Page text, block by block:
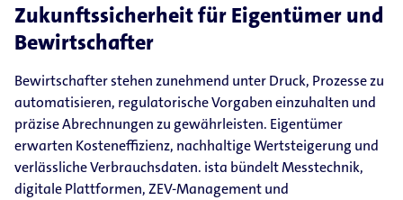
Zukunftssicherheit für Eigentümer und
Bewirtschafter
Bewirtschafter stehen zunehmend unter Druck, Prozesse zu
automatisieren, regulatorische Vorgaben einzuhalten und
präzise Abrechnungen zu gewährleisten. Eigentümer
erwarten Kosteneffizienz, nachhaltige Wertsteigerung und
verlässliche Verbrauchsdaten. ista bündelt Messtechnik,
digitale Plattformen, ZEV-Management und